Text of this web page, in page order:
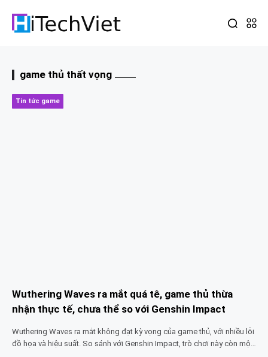
game thủ thất vọng
Tin tức game
Wuthering Waves ra mắt quá tê, game thủ thừa
nhận thực tế, chưa thể so với Genshin Impact
Wuthering Waves ra mắt không đạt kỳ vọng của game thủ, với nhiều lỗi
đồ họa và hiệu suất. So sánh với Genshin Impact, trò chơi này còn một